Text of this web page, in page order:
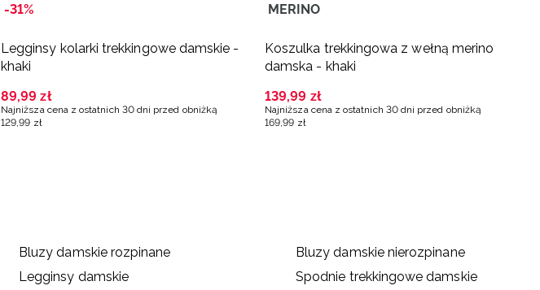
-31%
Legginsy kolarki trekkingowe damskie -
khaki
89,99 zł
Najniższa cena z ostatnich 30 dni przed obniżką
129 ,99 zł
MERINO
Koszulka trekkingowa z wełną merino
damska - khaki
139,99 zł
Najniższa cena z ostatnich 30 dni przed obniżką
169 ,99 zł
Bluzy damskie rozpinane
Bluzy damskie nierozpinane
Legginsy damskie
Spodnie trekkingowe damskie